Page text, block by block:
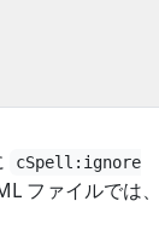
cSpell:ignore
ファイルでは